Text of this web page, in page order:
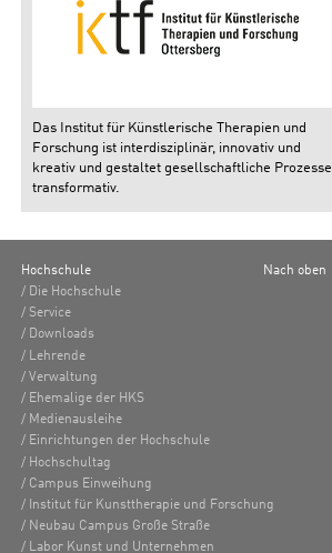
Das Institut für Künstlerische Therapien und
Forschung ist interdisziplinär, innovativ und
kreativ und gestaltet gesellschaftliche Prozesse
transformativ.
Hochschule
Die Hochschule
Service
Downloads
Lehrende
Verwaltung
Ehemalige der HKS
Medienausleihe
Einrichtungen der Hochschule
Hochschultag
Campus Einweihung
Institut für Kunsttherapie und Forschung
Neubau Campus Große Straße
Labor Kunst und Unternehmen
Nach oben